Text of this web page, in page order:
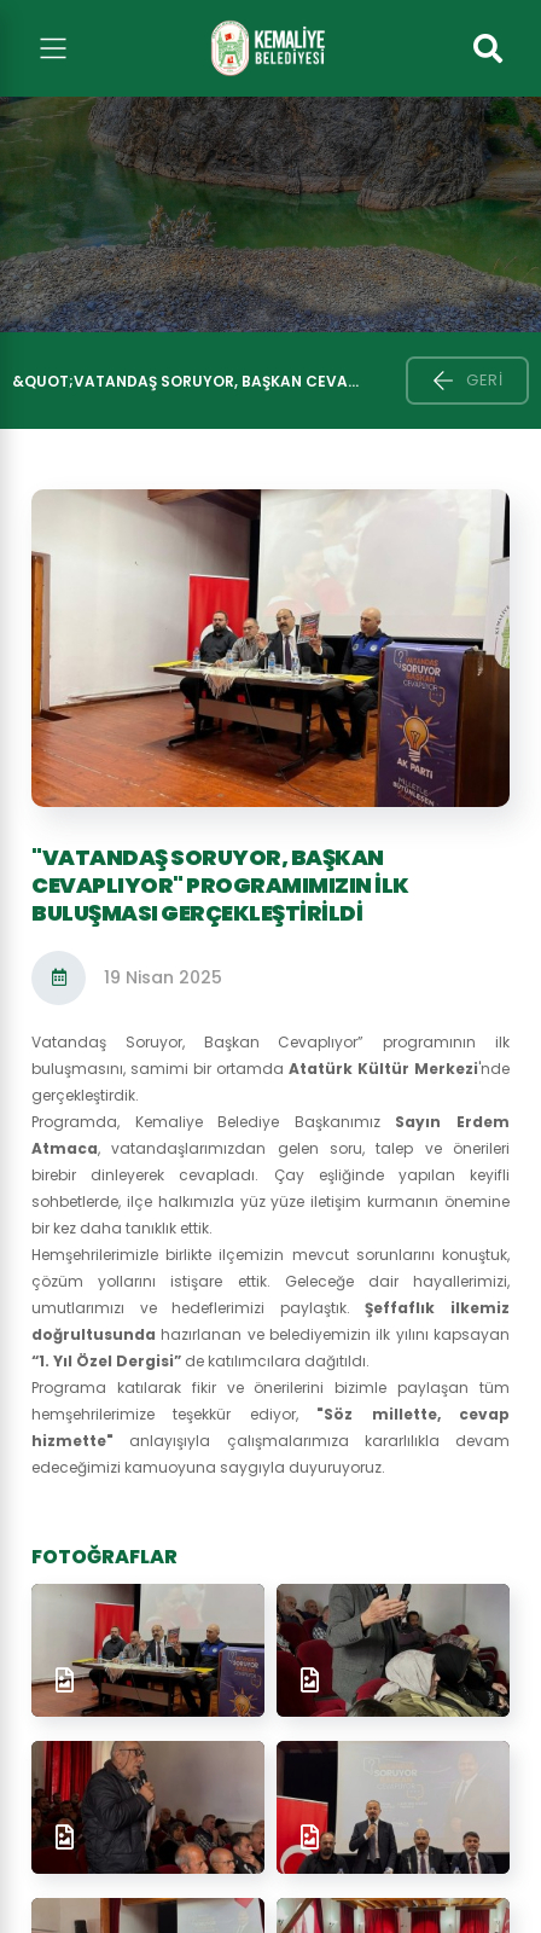
&QUOT;VATANDAŞ SORUYOR, BAŞKAN CEVA... GERI
"VATANDAŞ SORUYOR, BAŞKAN
CEVAPLIYOR" PROGRAMIMIZIN İLK
BULUŞMASI GERÇEKLEŞTIRILDI
19 Nisan 2025
Vatandaş Soruyor, Başkan Cevaplıyor” programının ilk
buluşmasını, samimi bir ortamda Atatürk Kültür Merkezi'nde
gerçekleştirdik.
Programda, Kemaliye Belediye Başkanımız Sayın Erdem
Atmaca, vatandaşlarımızdan gelen soru, talep ve önerileri
birebir dinleyerek cevapladı. Çay eşliğinde yapılan keyifli
sohbetlerde, ilçe halkımızla yüz yüze iletişim kurmanın önemine
bir kez daha tanıklık ettik.
Hemşehrilerimizle birlikte ilçemizin mevcut sorunlarını konuştuk,
çözüm yollarını istişare ettik. Geleceğe dair hayallerimizi,
umutlarımızı ve hedeflerimizi paylaştık.Şeffaflık ilkemiz
doğrultusunda hazırlanan ve belediyemizin ilk yılını kapsayan
“1. Yıl Özel Dergisi” de katılımcılara dağıtıldı.
Programa katılarak fikir ve önerilerini bizimle paylaşan tüm
hemşehrilerimize teşekkür ediyor, "Söz millette, cevap
hizmette" anlayışıyla çalışmalarımıza kararlılıkla devam
edeceğimizi kamuoyuna saygıyla duyuruyoruz.
FOTOĞRAFLAR